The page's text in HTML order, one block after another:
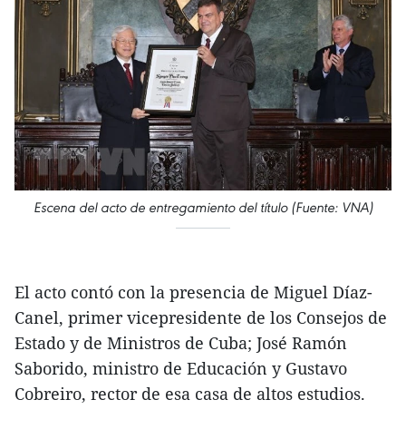
Escena del acto de entregamiento del título (Fuente: VNA)
El acto contó con la presencia de Miguel Díaz-
Canel, primer vicepresidente de los Consejos de
Estado y de Ministros de Cuba; José Ramón
Saborido, ministro de Educación y Gustavo
Cobreiro, rector de esa casa de altos estudios.